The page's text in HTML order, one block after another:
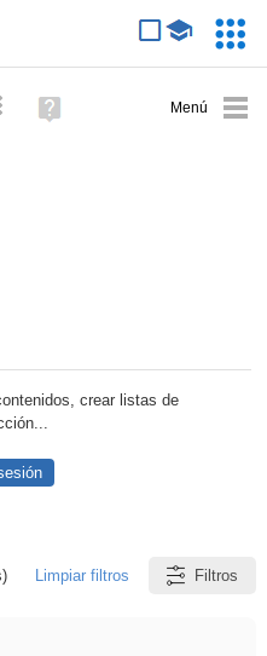
avanzada
Ayuda
(en
crear listas de
Limpiar filtros Filtros